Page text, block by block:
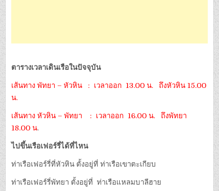
ตารางเวลาเดินเรือในปัจจุบัน
เส้นทาง พัทยา – หัวหิน : เวลาออก 13.00 น. ถึงหัวหิน 15.00
น.
เส้นทาง หัวหิน – พัทยา : เวลาออก 16.00 น. ถึงพัทยา
18.00 น.
ไปขึ้นเรือเฟอร์รี่ได้ที่ไหน
ท่าเรือเฟอร์รี่ที่หัวหิน ตั้งอยู่ที่ ท่าเรือเขาตะเกียบ
ท่าเรือเฟอร์รี่พัทยา ตั้งอยู่ที่ ท่าเรือแหลมบาลีฮาย